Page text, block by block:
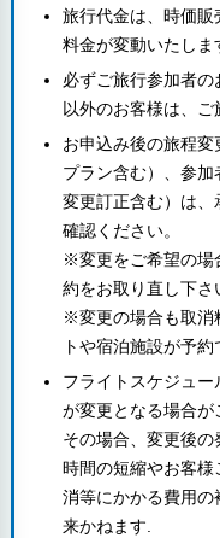
旅行代金は、時価販
料金が変動いたしま
必ずご旅行参加者
以外のお客様は、ご
お申込み後の旅程
プラン含む）、参
変更訂正含む）は
確認ください。
※変更をご希望の場
約をお取り直し下さ
※変更の場合も取消
トや宿泊施設が予
フライトスケジュ
が変更となる場合が
その場合、変更後
時間の短縮やお客
消等にかかる費用の
来かねます.